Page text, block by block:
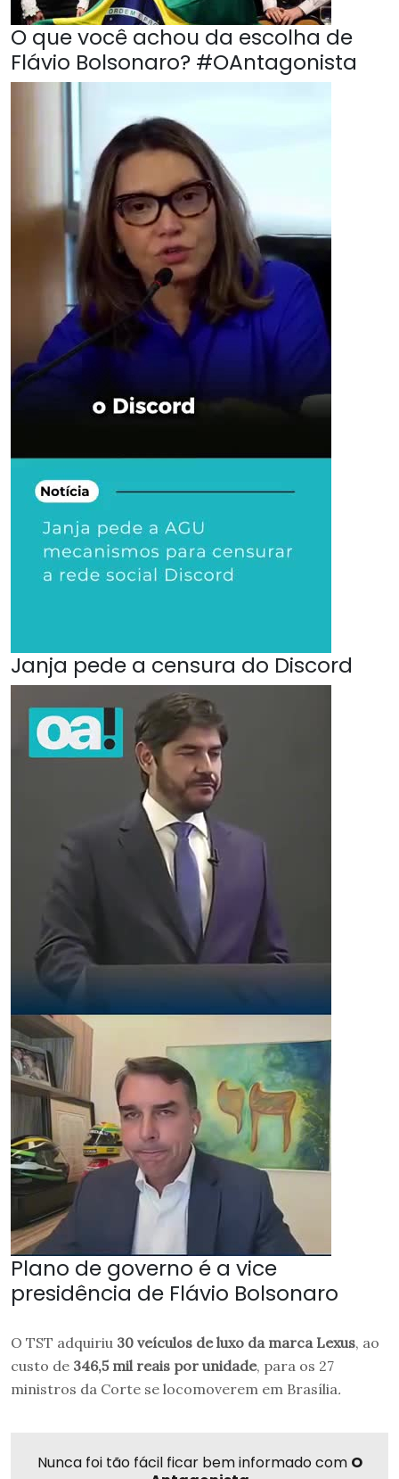
O que você achou da escolha de
Flávio Bolsonaro? #OAntagonista
Janja pede a censura do Discord
Plano de governo é a vice
presidência de Flávio Bolsonaro
O TST adquiriu 30 veículos de luxo da marca Lexus, ao
custo de 346,5 mil reais por unidade, para os 27
ministros da Corte se locomoverem em Brasília.
Nunca foi tão fácil ficar bem informado com O